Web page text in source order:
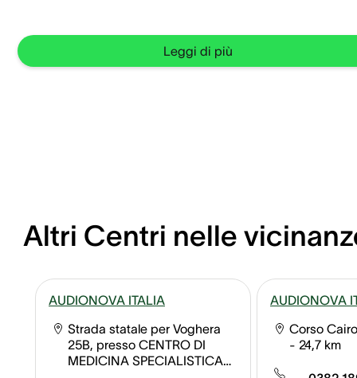
Leggi di più
Altri Centri nelle
AUDIONOVA ITALIA
Strada statale per Voghera
25B, presso CENTRO DI
MEDICINA SPECIALISTICA
AUDIONOVA
Corso
- 24,7 km